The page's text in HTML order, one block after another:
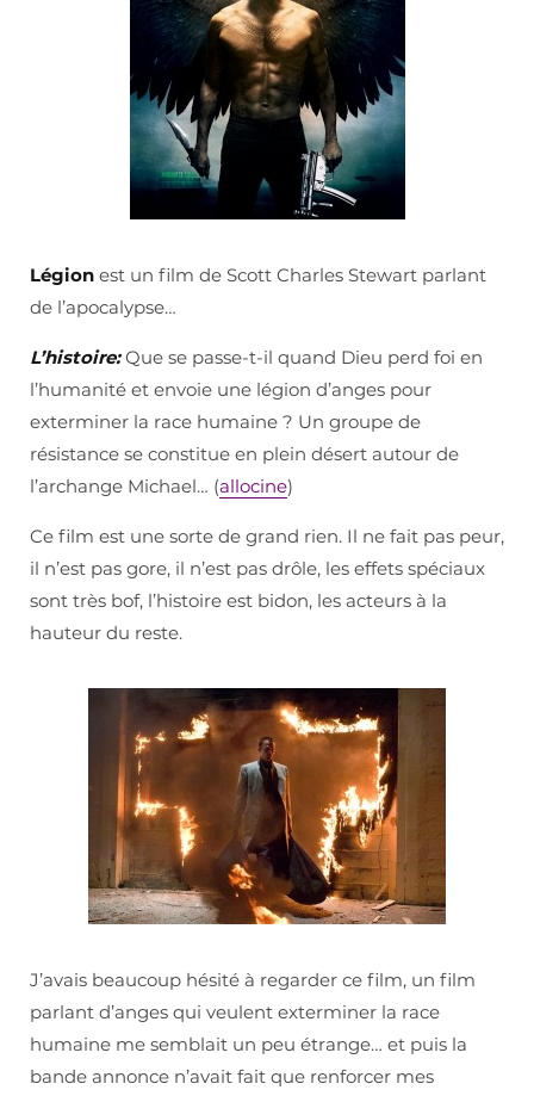
Légion est un film de Scott Charles Stewart parlant
de l’apocalypse…
L’histoire:Que se passe-t-il quand Dieu perd foi en
l’humanité et envoie une légion d’anges pour
exterminer la race humaine ? Un groupe de
résistance se constitue en plein désert autour de
l’archange Michael… (allocine)
Ce film est une sorte de grand rien. Il ne fait pas peur,
il n’est pas gore, il n’est pas drôle, les effets spéciaux
sont très bof, l’histoire est bidon, les acteurs à la
hauteur du reste.
J’avais beaucoup hésité à regarder ce film, un film
parlant d’anges qui veulent exterminer la race
humaine me semblait un peu étrange… et puis la
bande annonce n’avait fait que renforcer mes